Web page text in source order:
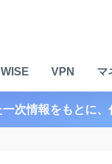
WISE VPN マ
次情報をもとに